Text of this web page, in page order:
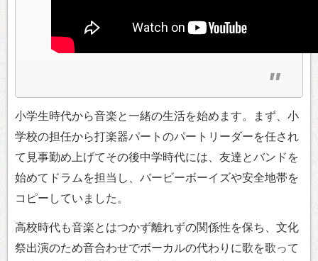
小学生時代から音楽と一緒の生活を始めます。まず、小
学校の担任から打楽器パートのパートリーダーを任され
て見事勤め上げてその後中学時代には、友達とバンドを
始めてドラムを担当し、バービーボーイズや安全地帯を
コピーしていました。
高校時代も音楽とはつかず離れずの関係性を保ち、文化
祭出演のため音合わせでボーカルの代わりに歌を歌って